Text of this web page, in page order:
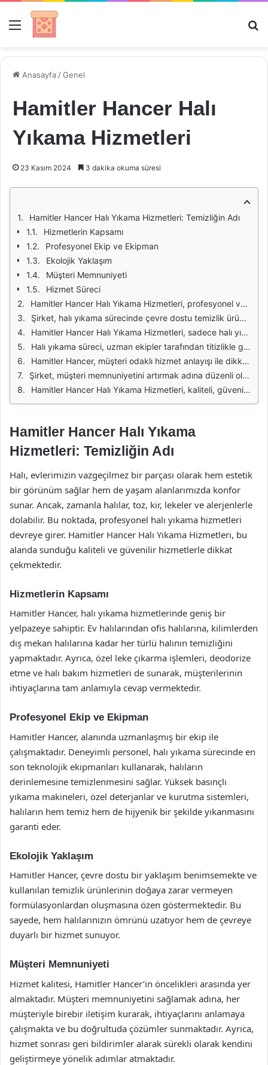
Menü
Anasayfa /Genel
Hamitler Hancer Halı
Yıkama Hizmetleri
23 Kasım 2024 3 dakika okuma süresi
Hamitler Hancer Halı Yıkama Hizmetleri: Temizliğin Adı
Hizmetlerin Kapsamı
Profesyonel Ekip ve Ekipman
Ekolojik Yaklaşım
Müşteri Memnuniyeti
Hizmet Süreci
Hamitler Hancer Halı Yıkama Hizmetleri, profesyonel ve güvenilir bir temizlik hizmeti sunarak, müşterilerinin halılarını en iyi şekilde korumayı amaçlamaktadır. Halıların düzenli olarak temizlenmesi, hem estetik açıdan hem de hijyen açısından büyük önem taşır. Bu nedenle, kaliteli halı yıkama hizmetleri almak, ev sahipleri için gereklidir. Hamitler Hancer, halıların türüne ve dokusuna göre özel temizlik yöntemleri kullanarak, her türlü lekenin etkili bir şekilde çıkmasını sağlar.
Şirket, halı yıkama sürecinde çevre dostu temizlik ürünleri kullanmayı tercih ederek, hem halıların ömrünü uzatmakta hem de sağlıklı bir yaşam alanı yaratmaktadır. Müşteriler, halılarının yıkanması sırasında zararlı kimyasalların kullanılmadığını bilerek gönül rahatlığı ile hizmet alabilirler. Hamitler Hancer, müşteri memnuniyetini ön planda tutarak, her türlü talebe yanıt verebilecek bir yapıya sahiptir.
Hamitler Hancer Halı Yıkama Hizmetleri, sadece halı yıkama ile sınırlı değildir. Şirket, aynı zamanda koltuk yıkama, döşeme temizliği ve diğer yüzeylerin bakımını da üstlenmektedir. Bu sayede, ev veya ofis ortamlarındaki tüm tekstil ürünlerinin temizliği tek bir çatı altında sağlanmış olur. Bu çeşitlilik, müşterilere büyük bir kolaylık sunar ve zaman tasarrufu sağlar.
Halı yıkama süreci, uzman ekipler tarafından titizlikle gerçekleştirilir. İlk olarak, halının detaylı bir şekilde incelenmesi yapılır ve uygun yıkama yöntemi belirlenir. Ardından, halının tozları ve kirleri profesyonel makinelerle temizlenir. Son adımda ise halı, özel yatırımlarla yıkanarak, derinlemesine bir temizlik sağlanır. Bu aşamalar, halıların kalitesini artırırken, uzun ömürlü olmalarını da garanti eder.
Hamitler Hancer, müşteri odaklı hizmet anlayışı ile dikkat çekmektedir. Müşteriler, istedikleri zaman hizmet talebinde bulunabilir ve hızlı bir geri dönüş alabilirler. Ayrıca, şirketin sunduğu hizmetlerin fiyatları da oldukça rekabetçidir. Kaliteyi uygun fiyatlarla bir araya getiren Hamitler Hancer, sektördeki en iyi seçeneklerden biri olarak öne çıkmaktadır.
Şirket, müşteri memnuniyetini artırmak adına düzenli olarak geri bildirim toplamaktadır. Bu geri bildirimler, hizmet kalitesini sürekli olarak iyileştirmek için kullanılmakta ve müşteri beklentilerine uygun yenilikler yapılmaktadır. Hamitler Hancer, halı yıkama sektöründe kendini sürekli geliştiren bir firma olma hedefi taşımaktadır.
Hamitler Hancer Halı Yıkama Hizmetleri, kaliteli, güvenilir ve çevre dostu bir hizmet anlayışı ile halıların ve diğer tekstil ürünlerinin temizliğinde öncü bir rol oynamaktadır. Müşteri memnuniyeti, profesyonellik ve yenilikçilik, şirketin temel değerleri arasında yer almaktadır. Bu nedenle, temizliğe önem veren bireyler için Hamitler Hancer, tercih edilecek en doğru adrestir.
Hamitler Hancer Halı Yıkama
Hizmetleri: Temizliğin Adı
Halı, evlerimizin vazgeçilmez bir parçası olarak hem estetik
bir görünüm sağlar hem de yaşam alanlarımızda konfor
sunar. Ancak, zamanla halılar, toz, kir, lekeler ve alerjenlerle
dolabilir. Bu noktada, profesyonel halı yıkama hizmetleri
devreye girer. Hamitler Hancer Halı Yıkama Hizmetleri, bu
alanda sunduğu kaliteli ve güvenilir hizmetlerle dikkat
çekmektedir.
Hizmetlerin Kapsamı
Hamitler Hancer, halı yıkama hizmetlerinde geniş bir
yelpazeye sahiptir. Ev halılarından ofis halılarına, kilimlerden
dış mekan halılarına kadar her türlü halının temizliğini
yapmaktadır. Ayrıca, özel leke çıkarma işlemleri, deodorize
etme ve halı bakım hizmetleri de sunarak, müşterilerinin
ihtiyaçlarına tam anlamıyla cevap vermektedir.
Profesyonel Ekip ve Ekipman
Hamitler Hancer, alanında uzmanlaşmış bir ekip ile
çalışmaktadır. Deneyimli personel, halı yıkama sürecinde en
son teknolojik ekipmanları kullanarak, halıların
derinlemesine temizlenmesini sağlar. Yüksek basınçlı
yıkama makineleri, özel deterjanlar ve kurutma sistemleri,
halıların hem temiz hem de hijyenik bir şekilde yıkanmasını
garanti eder.
Ekolojik Yaklaşım
Hamitler Hancer, çevre dostu bir yaklaşım benimsemekte ve
kullanılan temizlik ürünlerinin doğaya zarar vermeyen
formülasyonlardan oluşmasına özen göstermektedir. Bu
sayede, hem halılarınızın ömrünü uzatıyor hem de çevreye
duyarlı bir hizmet sunuyor.
Müşteri Memnuniyeti
Hizmet kalitesi, Hamitler Hancer’in öncelikleri arasında yer
almaktadır. Müşteri memnuniyetini sağlamak adına, her
müşteriyle birebir iletişim kurarak, ihtiyaçlarını anlamaya
çalışmakta ve bu doğrultuda çözümler sunmaktadır. Ayrıca,
hizmet sonrası geri bildirimler alarak sürekli olarak kendini
geliştirmeye yönelik adımlar atmaktadır.